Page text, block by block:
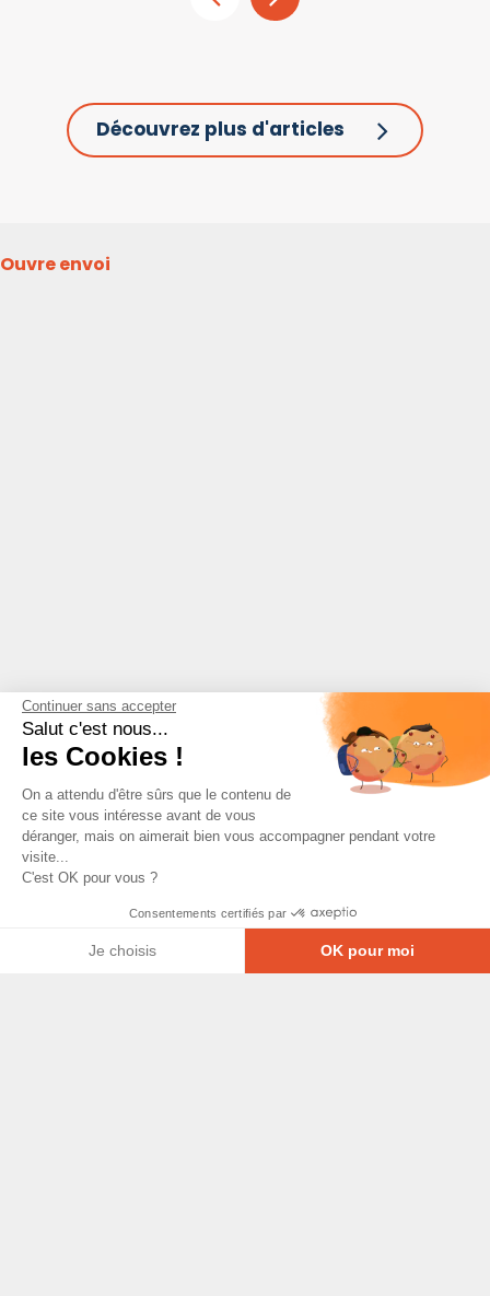
Découvrez plus d'articles
Ouvre envoi
Continuer sans accepter
Salut c'est nous...
les Cookies !
On a attendu d'être sûrs que le contenu de
ce site vous intéresse avant de vous
déranger, mais on aimerait bien vous accompagner pendant votre
visite...
C'est OK pour vous ?
Consentements certifiés par
Je choisis OK pour moi